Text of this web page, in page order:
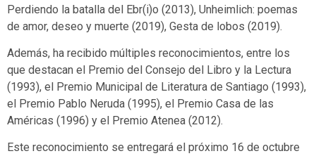
Perdiendo la batalla del Ebr(i)o (2013), Unheimlich: poemas
de amor, deseo y muerte (2019), Gesta de lobos (2019).
Además, ha recibido múltiples reconocimientos, entre los
que destacan el Premio del Consejo del Libro y la Lectura
(1993), el Premio Municipal de Literatura de Santiago (1993),
el Premio Pablo Neruda (1995), el Premio Casa de las
Américas (1996) y el Premio Atenea (2012).
Este reconocimiento se entregará el próximo 16 de octubre